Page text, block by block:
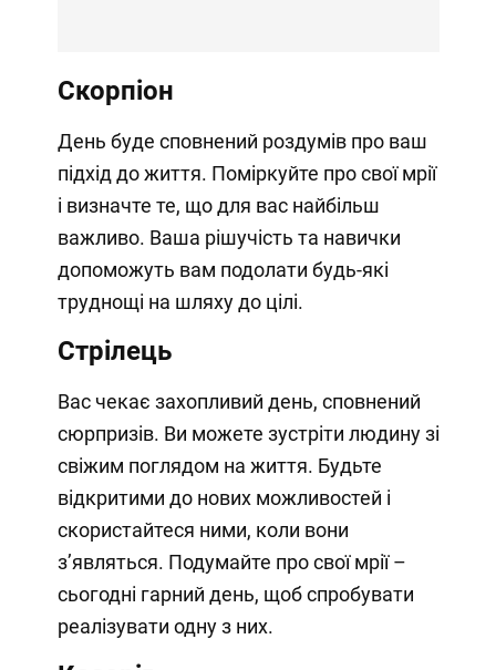
Скорпіон
День буде сповнений роздумів про ваш
підхід до життя. Поміркуйте про свої мрії
і визначте те, що для вас найбільш
важливо. Ваша рішучість та навички
допоможуть вам подолати будь-які
труднощі на шляху до цілі.
Стрілець
Вас чекає захопливий день, сповнений
сюрпризів. Ви можете зустріти людину зі
свіжим поглядом на життя. Будьте
відкритими до нових можливостей і
скористайтеся ними, коли вони
з’являться. Подумайте про свої мрії –
сьогодні гарний день, щоб спробувати
реалізувати одну з них.